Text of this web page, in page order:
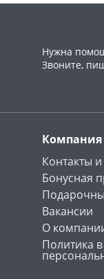
Нужна
Звоните,
Компания
Контакты
Бонусная
Вакансии
О
Политика